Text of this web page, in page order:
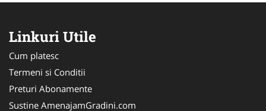
Linkuri Utile
Cum platesc
Termeni si Conditii
Preturi Abonamente
Sustine AmenajamGradini.com